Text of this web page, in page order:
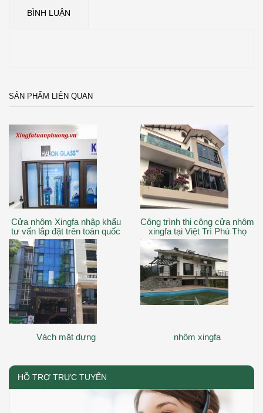
BÌNH LUẬN
SẢN PHẨM LIÊN QUAN
Cửa nhôm Xingfa nhập khẩu
tư vấn lắp đặt trên toàn quốc
Công trình thi công cửa nhôm
xingfa tại Việt Trì Phú Thọ
Vách mặt dựng nhôm xingfa
HỖ TRỢ TRỰC TUYẾN